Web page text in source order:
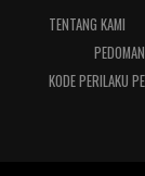
TENTANG KAMI
KODE PERILAKU